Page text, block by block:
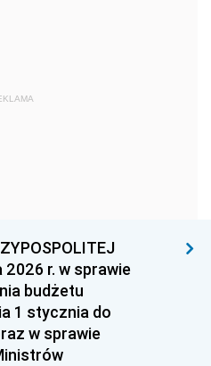
1937
2026 r. w sprawie
budżetu
1 stycznia do
w sprawie